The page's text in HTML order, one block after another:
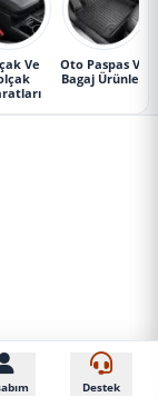
Ve
Oto Paspas Ve
Bagaj Ürünleri
Destek